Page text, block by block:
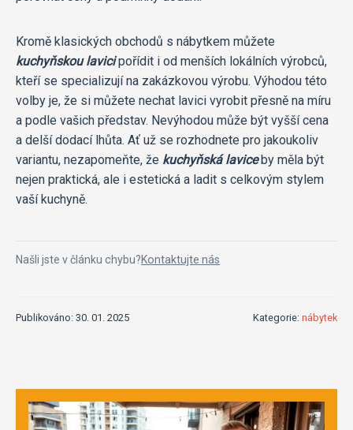
Kromě klasických obchodů s nábytkem můžete
kuchyňskou lavicipořídit i od menších lokálních výrobců,
kteří se specializují na zakázkovou výrobu. Výhodou této
volby je, že si můžete nechat lavici vyrobit přesně na míru
a podle vašich představ. Nevýhodou může být vyšší cena
a delší dodací lhůta. Ať už se rozhodnete pro jakoukoliv
variantu, nezapomeňte, že kuchyňská laviceby měla být
nejen praktická, ale i estetická a ladit s celkovým stylem
vaší kuchyně.
Našli jste v článku chybu?Kontaktujte nás
Publikováno: 30. 01. 2025 Kategorie: nábytek